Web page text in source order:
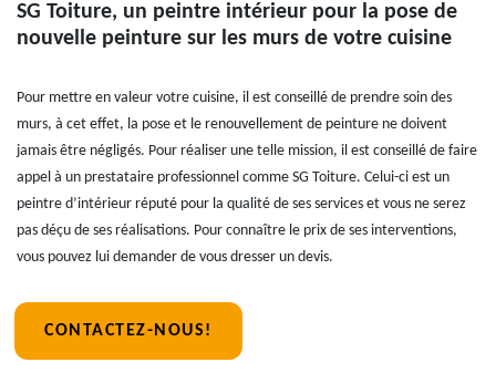
SG Toiture, un peintre intérieur pour la pose de
nouvelle peinture sur les murs de votre cuisine
Pour mettre en valeur votre cuisine, il est conseillé de prendre soin des
murs, à cet effet, la pose et le renouvellement de peinture ne doivent
jamais être négligés. Pour réaliser une telle mission, il est conseillé de faire
appel à un prestataire professionnel comme SG Toiture. Celui-ci est un
peintre d’intérieur réputé pour la qualité de ses services et vous ne serez
pas déçu de ses réalisations. Pour connaître le prix de ses interventions,
vous pouvez lui demander de vous dresser un devis.
CONTACTEZ-NOUS!